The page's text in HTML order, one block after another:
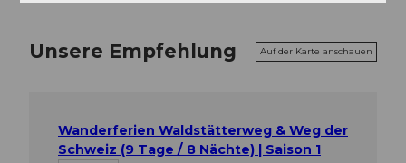
Unsere Empfehlung Auf der Karte anschauen
Wanderferien Waldstätterweg & Weg der
Schweiz (9 Tage / 8 Nächte) | Saison 1